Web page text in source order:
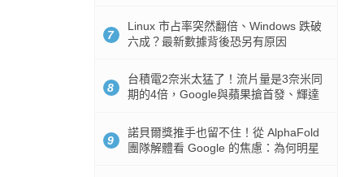
7
Linux 市占率突然翻倍、Windows 跌破
六成？最新數據背後恐另有原因
8
台積電2奈米太猛了！流片量是3奈米同
期的4倍，Google與蘋果搶首發、輝達
9
諾貝爾獎推手也留不住！從 AlphaFold
團隊解體看 Google 的焦慮：為何明星